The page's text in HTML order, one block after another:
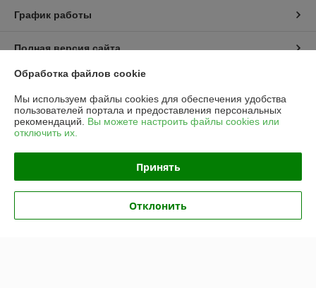
График работы
Полная версия сайта
Политика обработки cookies
Сайт создан на платформе Deal.by
Юридическое лицо:Частное предприятие «ЭльМор»
Беларусь, г. Минск, ул. Некрасова, 5, к.4
Обработка файлов cookie
Мы используем файлы cookies для обеспечения удобства
пользователей портала и предоставления персональных
рекомендаций. Вы можете настроить файлы cookies или
отключить их.
Принять
Отклонить